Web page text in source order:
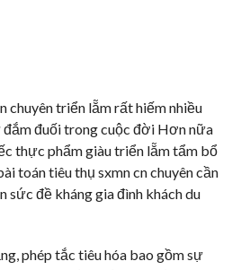
chuyên triển lẵm rất hiếm nhiều
đuối trong cuộc đời Hơn nữa
thực phẩm giàu triển lẵm tẩm bổ
toán tiêu thụ sxmn cn chuyên cần
sức đề kháng gia đình khách du
phép tắc tiêu hóa bao gồm sự